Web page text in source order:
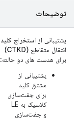
توضیحات
پشتیبانی از استخراج کلید
انتقال متقاطع (CTKD)
برای هدست های دو حالته:
پشتیبانی از
مشتق کلید
برای جفت‌سازی
کلاسیک به LE
و جفت‌سازی